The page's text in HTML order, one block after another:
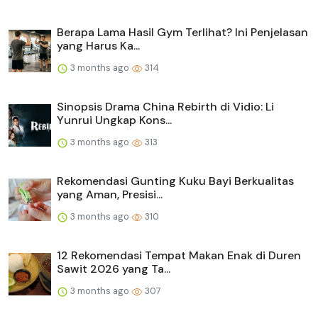
Berapa Lama Hasil Gym Terlihat? Ini Penjelasan
yang Harus Ka...
3 months ago 314
Sinopsis Drama China Rebirth di Vidio: Li
Yunrui Ungkap Kons...
3 months ago 313
Rekomendasi Gunting Kuku Bayi Berkualitas
yang Aman, Presisi...
3 months ago 310
12 Rekomendasi Tempat Makan Enak di Duren
Sawit 2026 yang Ta...
3 months ago 307